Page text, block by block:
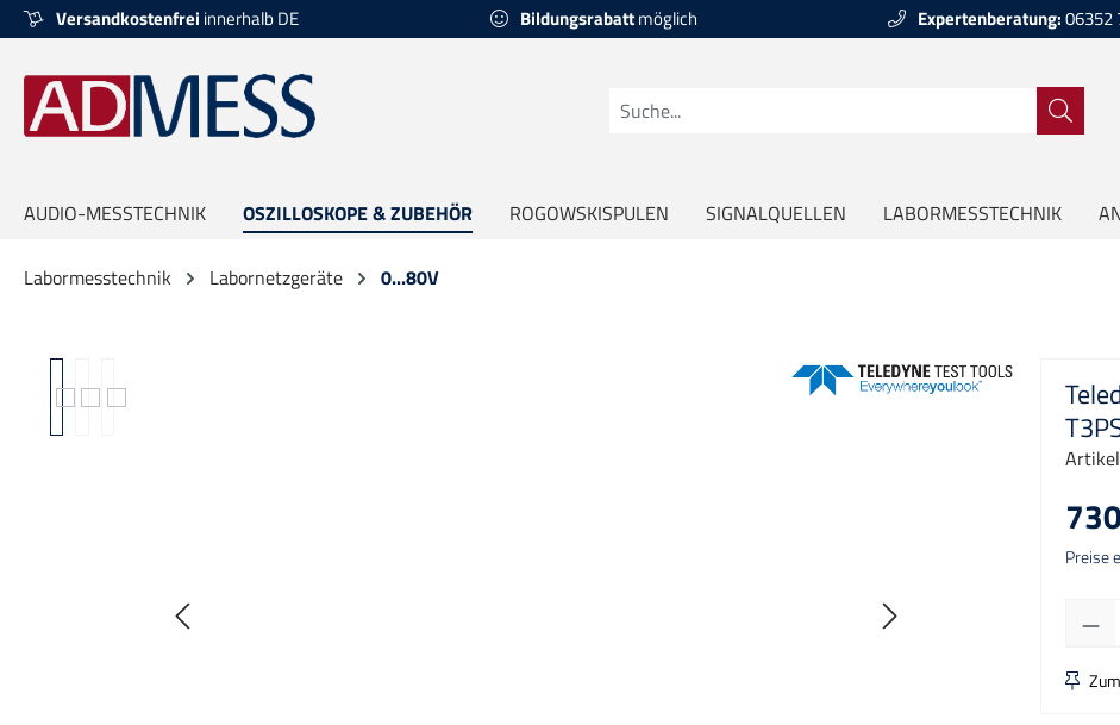
Zur Hauptnavigation springen
Versandkostenfrei innerhalb DE Bildungsrabattmöglich Expertenberatung:06352
AUDIO-MESSTECHNIK OSZILLOSKOPE & ZUBEHÖR ROGOWSKISPULEN SIGNALQUELLEN LABORMESSTECHNIK
Labormesstechnik Labornetzgeräte 0...80V
Preise